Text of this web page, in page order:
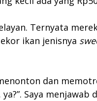
Ternyata
ikan jenisnya
dan
ya?”. Saya menjawab